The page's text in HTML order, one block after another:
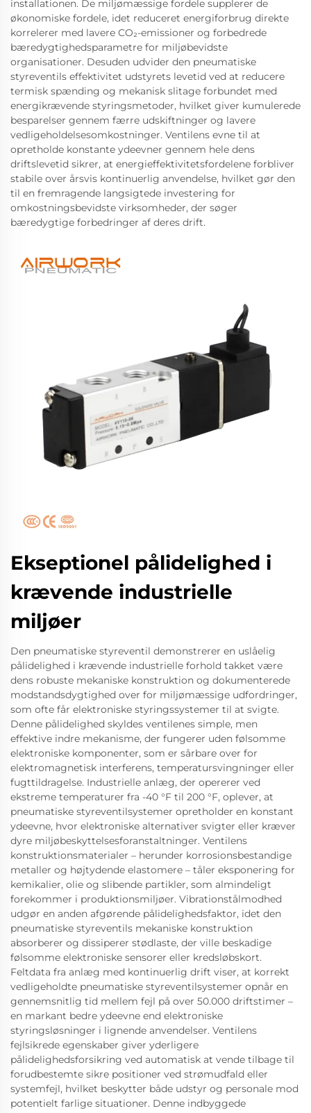
installationen. De miljømæssige fordele supplerer de
økonomiske fordele, idet reduceret energiforbrug direkte
korrelerer med lavere CO₂-emissioner og forbedrede
bæredygtighedsparametre for miljøbevidste
organisationer. Desuden udvider den pneumatiske
styreventils effektivitet udstyrets levetid ved at reducere
termisk spænding og mekanisk slitage forbundet med
energikrævende styringsmetoder, hvilket giver kumulerede
besparelser gennem færre udskiftninger og lavere
vedligeholdelsesomkostninger. Ventilens evne til at
opretholde konstante ydeevner gennem hele dens
driftslevetid sikrer, at energieffektivitetsfordelene forbliver
stabile over årsvis kontinuerlig anvendelse, hvilket gør den
til en fremragende langsigtede investering for
omkostningsbevidste virksomheder, der søger
bæredygtige forbedringer af deres drift.
Ekseptionel pålidelighed i
krævende industrielle
miljøer
Den pneumatiske styreventil demonstrerer en uslåelig
pålidelighed i krævende industrielle forhold takket være
dens robuste mekaniske konstruktion og dokumenterede
modstandsdygtighed over for miljømæssige udfordringer,
som ofte får elektroniske styringssystemer til at svigte.
Denne pålidelighed skyldes ventilenes simple, men
effektive indre mekanisme, der fungerer uden følsomme
elektroniske komponenter, som er sårbare over for
elektromagnetisk interferens, temperatursvingninger eller
fugttildragelse. Industrielle anlæg, der opererer ved
ekstreme temperaturer fra -40 °F til 200 °F, oplever, at
pneumatiske styreventilsystemer opretholder en konstant
ydeevne, hvor elektroniske alternativer svigter eller kræver
dyre miljøbeskyttelsesforanstaltninger. Ventilens
konstruktionsmaterialer – herunder korrosionsbestandige
metaller og højtydende elastomere – tåler eksponering for
kemikalier, olie og slibende partikler, som almindeligt
forekommer i produktionsmiljøer. Vibrationstålmodhed
udgør en anden afgørende pålidelighedsfaktor, idet den
pneumatiske styreventils mekaniske konstruktion
absorberer og dissiperer stødlaste, der ville beskadige
følsomme elektroniske sensorer eller kredsløbskort.
Feltdata fra anlæg med kontinuerlig drift viser, at korrekt
vedligeholdte pneumatiske styreventilsystemer opnår en
gennemsnitlig tid mellem fejl på over 50.000 driftstimer –
en markant bedre ydeevne end elektroniske
styringsløsninger i lignende anvendelser. Ventilens
fejlsikrede egenskaber giver yderligere
pålidelighedsforsikring ved automatisk at vende tilbage til
forudbestemte sikre positioner ved strømudfald eller
systemfejl, hvilket beskytter både udstyr og personale mod
potentielt farlige situationer. Denne indbyggede